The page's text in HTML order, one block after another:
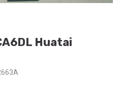
Huatai